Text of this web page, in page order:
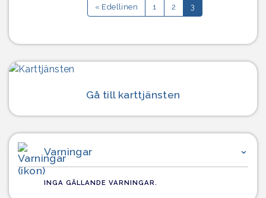
« Edellinen 1 2 3
Gå till karttjänsten
Varningar
INGA GÄLLANDE VARNINGAR.